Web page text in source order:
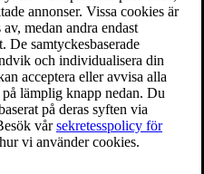
annonser. Vissa cookies är
medan andra endast
De samtyckesbaserade
och individualisera din
acceptera eller avvisa alla
lämplig knapp nedan. Du
på deras syften via
vårsekretesspolicy för
vi använder cookies.